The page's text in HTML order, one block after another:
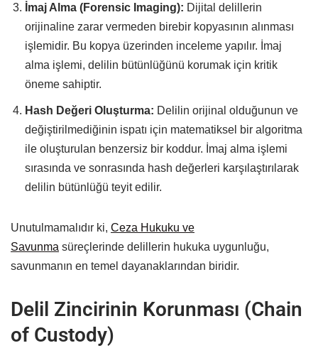
İmaj Alma (Forensic Imaging): Dijital delillerin
orijinaline zarar vermeden birebir kopyasının alınması
işlemidir. Bu kopya üzerinden inceleme yapılır. İmaj
alma işlemi, delilin bütünlüğünü korumak için kritik
öneme sahiptir.
Hash Değeri Oluşturma: Delilin orijinal olduğunun ve
değiştirilmediğinin ispatı için matematiksel bir algoritma
ile oluşturulan benzersiz bir koddur. İmaj alma işlemi
sırasında ve sonrasında hash değerleri karşılaştırılarak
delilin bütünlüğü teyit edilir.
Unutulmamalıdır ki, Ceza Hukuku ve
Savunma süreçlerinde delillerin hukuka uygunluğu,
savunmanın en temel dayanaklarından biridir.
Delil Zincirinin Korunması (Chain
of Custody)